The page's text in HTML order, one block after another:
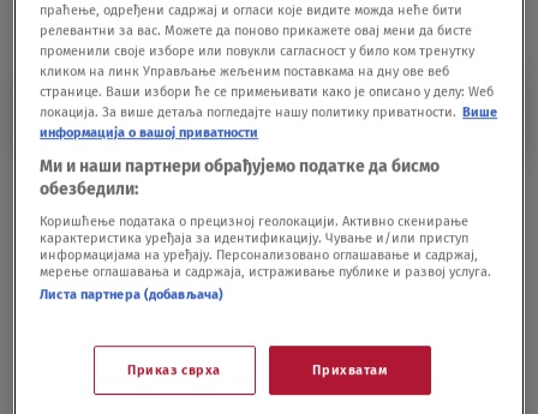
ZA ŠIMUNOV KORAK
hrvatski Fejsbuk
SVET03.07.20.
праћење, одређени садржај и огласи које видите можда неће бити
релевантни за вас. Можете да поново прикажете овај мени да бисте
променили своје изборе или повукли сагласност у било ком тренутку
кликом на линк Управљање жељеним поставкама на дну ове веб
странице. Ваши избори ће се примењивати како је описано у делу: Wеб
локација. За више детаља погледајте нашу политику приватности. Више
информација о вашој приватности
Ми и наши партнери обрађујемо податке да бисмо
обезбедили:
Коришћење података о прецизној геолокацији. Активно скенирање
карактеристика уређаја за идентификацију. Чување и/или приступ
информацијама на уређају. Персонализовано оглашавање и садржај,
мерење оглашавања и садржаја, истраживање публике и развој услуга.
Листа партнера (добављача)
Приказ сврха Прихватам